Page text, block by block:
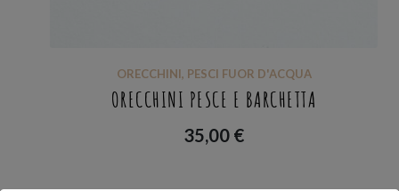
ORECCHINI, PESCI FUOR D'ACQUA
ORECCHINI PESCE E BARCHETTA
35,00 €